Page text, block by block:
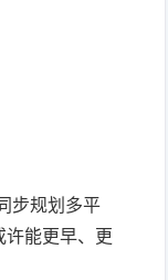
步规划多平
能更早、更